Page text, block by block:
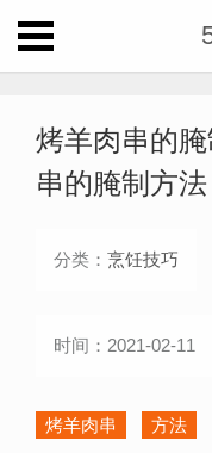
烤羊肉串的
串的腌制方法
分类： 烹饪技巧
时间：2021-02-11
烤羊肉串 方法